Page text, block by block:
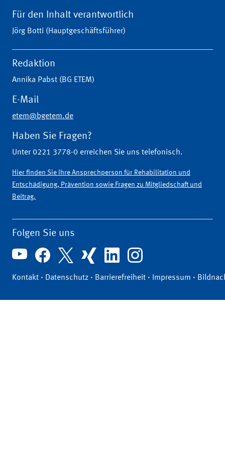
Für den Inhalt verantwortlich
Jörg Botti (Hauptgeschäftsführer)
Redaktion
Annika Pabst (BG ETEM)
E-Mail
etem@bgetem.de
Haben Sie Fragen?
Unter 0221 3778-0 erreichen Sie uns telefonisch.
Hier finden Sie Ihre Ansprechperson für Rehabilitation und
Entschädigung, Prävention sowie Fragen zu Mitgliedschaft und
Beitrag.
Folgen Sie uns
Kontakt · Datenschutz · Barrierefreiheit · Impressum ·